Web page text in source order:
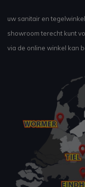
uw sanitair en
showroom terecht kunt
via de online winkel kan